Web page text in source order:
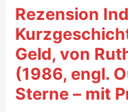
–
7
Sterne
Rezension
Geld, von
(1986, engl.
Sterne – mit